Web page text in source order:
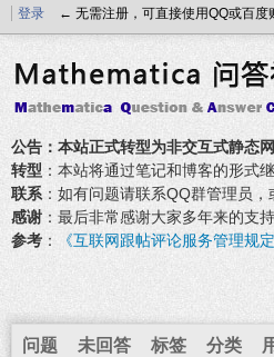
登录 ← 无需注册，可直接使用QQ或百度
公告：本站正式转型为非交互式静态网
转型 ：本站将通过笔记和博客的形式
联系 ：如有问题请联系QQ群管理员
感谢 ：最后非常感谢大家多年来的支
参考 ： 《互联网跟帖评论服务管理规定
问题 未回答 标签 分类